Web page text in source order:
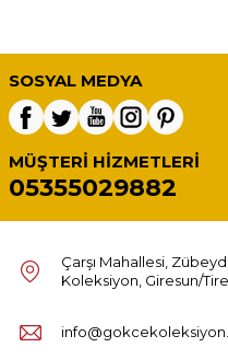
SOSYAL MEDYA
MÜŞTERI HIZMETLERI
05355029882
Çarşı Mahallesi,
Koleksiyon, Giresun/